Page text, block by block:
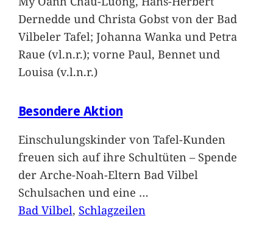
Dernedde und Christa Gobst von der Bad
Vilbeler Tafel; Johanna Wanka und Petra
Raue (vl.n.r.); vorne Paul, Bennet und
Louisa (v.l.n.r.)
Besondere Aktion
Einschulungskinder von Tafel-Kunden
freuen sich auf ihre Schultüten – Spende
der Arche-Noah-Eltern Bad Vilbel
Schulsachen und eine …
Bad Vilbel, Schlagzeilen